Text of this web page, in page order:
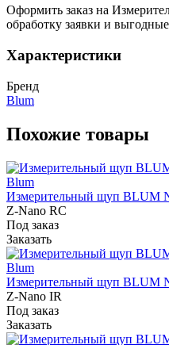
Оформить заказ на
обработку заявки и
Характеристики
Бренд
Blum
Похожие товары
Blum
Измерительный щуп BLUM
Z-Nano RC
Под заказ
Заказать
Blum
Измерительный щуп BLUM
Z-Nano IR
Под заказ
Заказать